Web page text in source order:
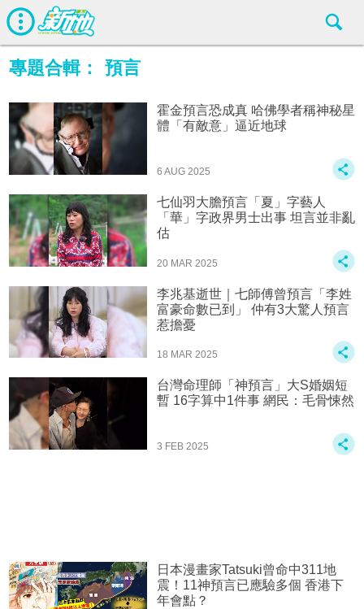
專題合輯： 預言
霍金預言恐成真 哈佛學者稱神秘星
體「有敵意」逼近地球
6 AUG 2025
七仙羽大膽預言「夏」字藝人
「華」字政界男士出事 坦言並非亂
估
20 MAR 2025
李兆基逝世｜七師傅曾預言「李姓
富豪命數已到」 仲有3大驚人預言
惹擔憂
18 MAR 2025
台灣命理師「神預言」大S婚姻短
暫 16字算中1件事 網民：毛骨悚然
3 FEB 2025
日本漫畫家Tatsuki曾命中311地
震！11神預言已應驗多個 香港下
年會點？